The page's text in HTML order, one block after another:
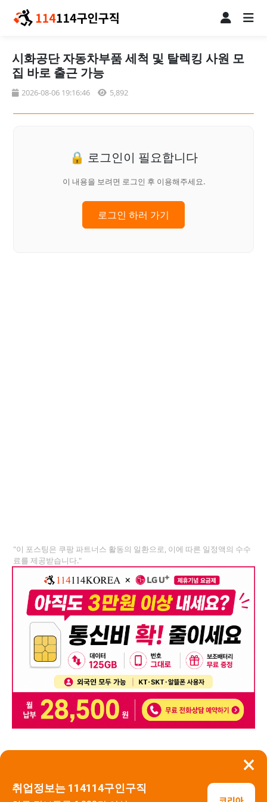
×
취업정보는 114114구인구직
시화공단 자동차부품 세척 및 탈렉킹 사원 모
집 바로 출근 가능
2026-08-06 19:16:46 5,892
🔒 로그인이 필요합니다
이 내용을 보려면 로그인 후 이용해주세요.
로그인 하러 가기
"이 포스팅은 쿠팡 파트너스 활동의 일환으로, 이에 따른 일정액의 수수
료를 제공받습니다."